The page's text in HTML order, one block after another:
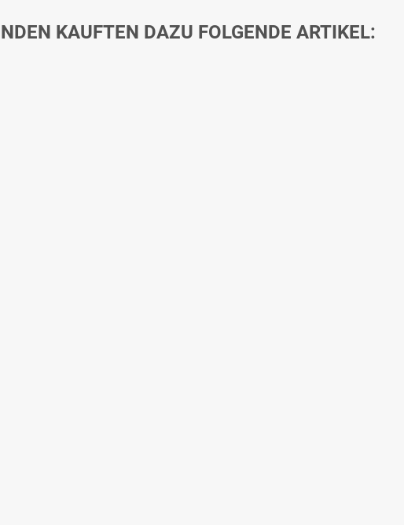
KAUFTEN DAZU FOLGENDE ARTIKEL: